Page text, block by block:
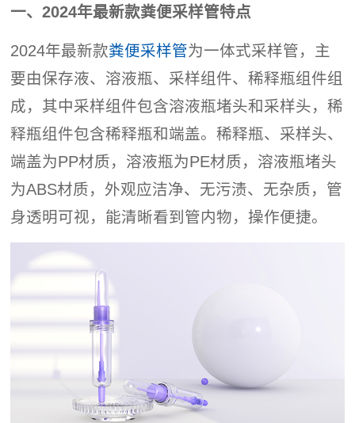
一、2024年最新款粪便采样管特点
2024年最新款粪便采样管为一体式采样管， 主
要由保存液、溶液瓶、采样组件、稀释瓶组件组
成，其中采样组件包含溶液瓶堵头和采样头，稀
释瓶组件包含稀释瓶和端盖。稀释瓶、采样头、
端盖为PP材质，溶液瓶为PE材质，溶液瓶堵头
为ABS材质，外观应洁净、无污渍、无杂质，管
身透明可视，能清晰看到管内物，操作便捷。